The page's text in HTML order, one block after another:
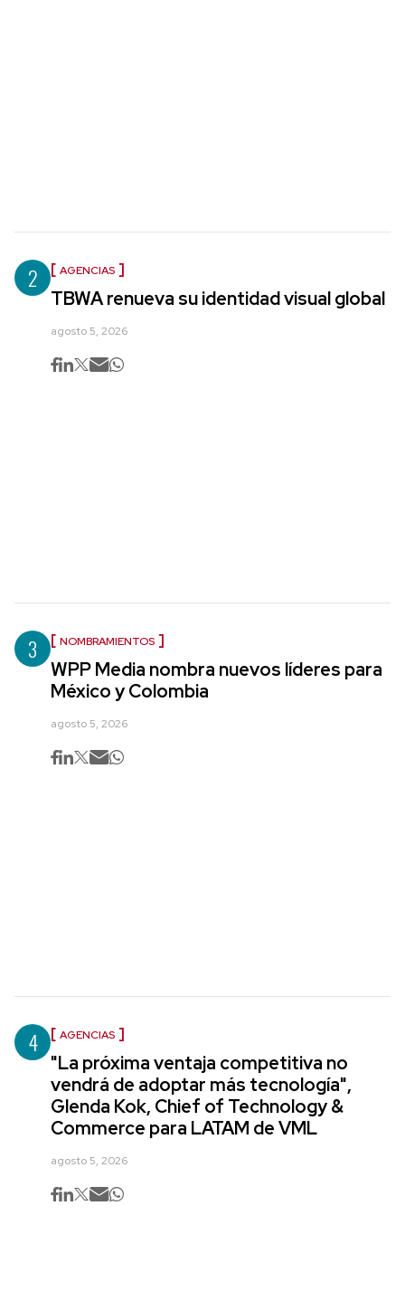
2 AGENCIAS
TBWA renueva su identidad visual global
agosto 5, 2026
3 NOMBRAMIENTOS
WPP Media nombra nuevos líderes para
México y Colombia
agosto 5, 2026
4 AGENCIAS
"La próxima ventaja competitiva no
vendrá de adoptar más tecnología",
Glenda Kok, Chief of Technology &
Commerce para LATAM de VML
agosto 5, 2026